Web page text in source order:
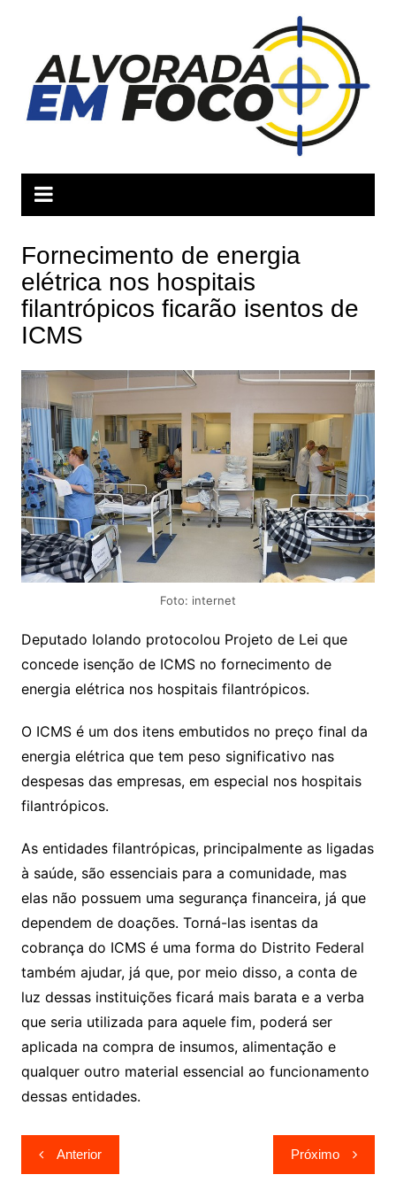
conteúdo
Fornecimento de energia
elétrica nos hospitais
filantrópicos ficarão isentos de
ICMS
Foto: internet
Deputado Iolando protocolou Projeto de Lei que
concede isenção de ICMS no fornecimento de
energia elétrica nos hospitais filantrópicos.
O ICMS é um dos itens embutidos no preço final da
energia elétrica que tem peso significativo nas
despesas das empresas, em especial nos hospitais
filantrópicos.
As entidades filantrópicas, principalmente as ligadas
à saúde, são essenciais para a comunidade, mas
elas não possuem uma segurança financeira, já que
dependem de doações. Torná-las isentas da
cobrança do ICMS é uma forma do Distrito Federal
também ajudar, já que, por meio disso, a conta de
luz dessas instituições ficará mais barata e a verba
que seria utilizada para aquele fim, poderá ser
aplicada na compra de insumos, alimentação e
qualquer outro material essencial ao funcionamento
dessas entidades.
Navegação
de
Anterior Próximo